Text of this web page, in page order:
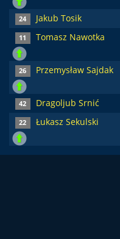
24 Jakub Tosik
11 Tomasz Nawotka
26 Przemysław Sajdak
42 Dragoljub Srnić
22 Łukasz Sekulski